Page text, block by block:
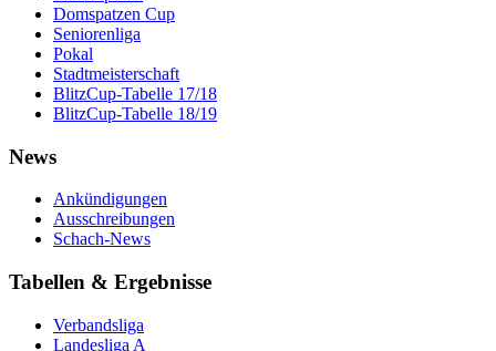
Domspatzen Cup
Seniorenliga
Pokal
Stadtmeisterschaft
BlitzCup-Tabelle 17/18
BlitzCup-Tabelle 18/19
News
Ankündigungen
Ausschreibungen
Schach-News
Tabellen & Ergebnisse
Verbandsliga
Landesliga A